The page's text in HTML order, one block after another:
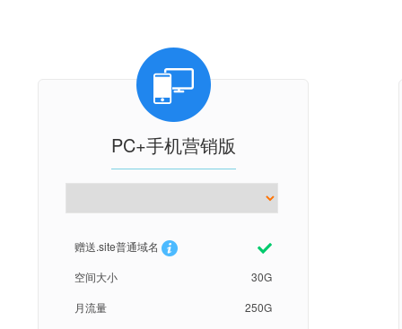
PC+手机营销版
赠送.site普通域名
30G
空间大小
250G
月流量